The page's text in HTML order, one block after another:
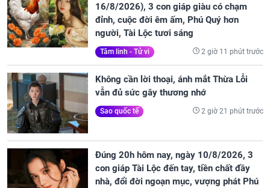
16/8/2026), 3 con giáp giàu có chạm
đỉnh, cuộc đời êm ấm, Phú Quý hơn
người, Tài Lộc tươi sáng
Tâm linh - Tử vi 2 giờ 11 phút trước
Không cần lời thoại, ánh mắt Thừa Lỗi
vẫn đủ sức gây thương nhớ
Sao quốc tế 2 giờ 21 phút trước
Đúng 20h hôm nay, ngày 10/8/2026, 3
con giáp Tài Lộc đến tay, tiền chất đầy
nhà, đổi đời ngoạn mục, vượng phát Phú